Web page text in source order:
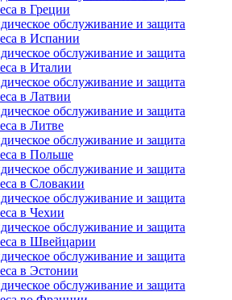
в Греции
обслуживание и защита
в Испании
обслуживание и защита
в Италии
обслуживание и защита
в Латвии
обслуживание и защита
в Литве
обслуживание и защита
в Польше
обслуживание и защита
в Словакии
обслуживание и защита
в Чехии
обслуживание и защита
в Швейцарии
обслуживание и защита
в Эстонии
обслуживание и защита